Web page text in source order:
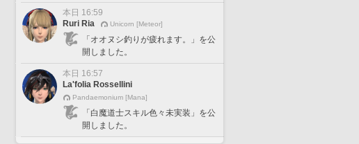
本日 16:59
Ruri Ria
Unicorn [Meteor]
「オオヌシ釣りが疲れます。」を公
開しました。
本日 16:57
La'folia Rossellini
Pandaemonium [Mana]
「白魔道士スキル色々未実装」を公
開しました。